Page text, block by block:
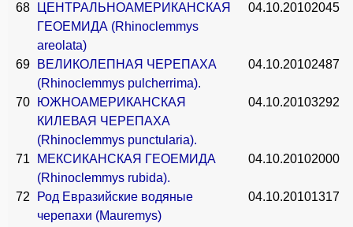
68
ЦЕНТРАЛЬНОАМЕРИКАНСКАЯ
ГЕОЕМИДА (Rhinoclemmys
areolata)
04.10.20102045
69
ВЕЛИКОЛЕПНАЯ ЧЕРЕПАХА
(Rhinoclemmys pulcherrima).
04.10.20102487
70
ЮЖНОАМЕРИКАНСКАЯ
КИЛЕВАЯ ЧЕРЕПАХА
(Rhinoclemmys punctularia).
04.10.20103292
71
МЕКСИКАНСКАЯ ГЕОЕМИДА
(Rhinoclemmys rubida).
04.10.20102000
72
Род Евразийские водяные
черепахи (Mauremys)
04.10.20101317